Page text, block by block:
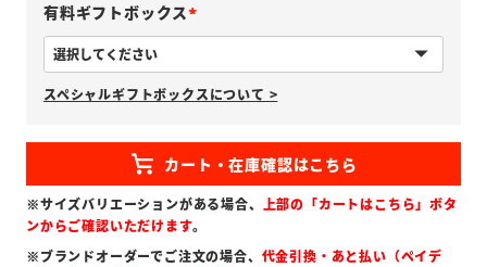
有料ギフトボックス
必
須
)
スペシャルギフトボックスについて >
※サイズバリエーションがある場合、 上部の「カートはこちら」ボタ
ンからご確認いただけます。
※ブランドオーダーでご注文の場合、 代金引換・あと払い（ペイデ